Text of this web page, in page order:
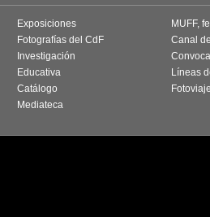
Exposiciones
Fotografías del CdF
Investigación
Educativa
Catálogo
Mediateca
MUFF,
Canal
Líneas